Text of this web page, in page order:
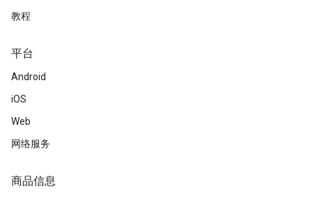
教程
平台
Android
iOS
Web
网络服务
商品信息